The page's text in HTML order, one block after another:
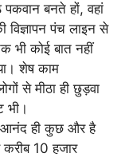
बनते हों, वहां
विज्ञापन पंच लाइन से
भी कोई बात नहीं
शेष काम
से मीठा ही छुड़वा
भी।
आनंद ही कुछ और है
10 हजार